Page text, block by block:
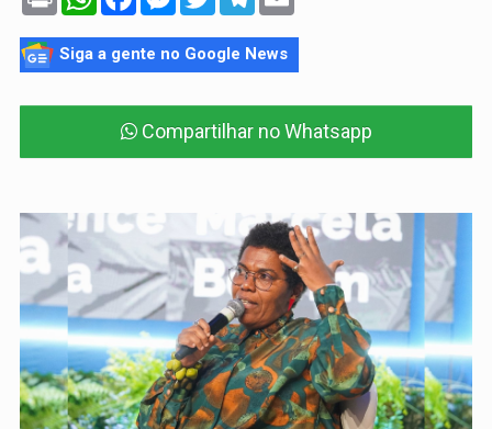
Siga a gente no Google News
Compartilhar no Whatsapp